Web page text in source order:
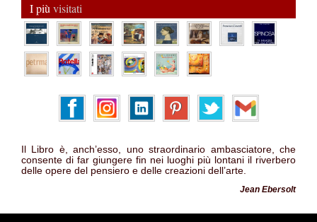
I più visitati
Il Libro è, anch’esso, uno straordinario ambasciatore, che
consente di far giungere fin nei luoghi più lontani il riverbero
delle opere del pensiero e delle creazioni dell’arte.
Jean Ebersolt